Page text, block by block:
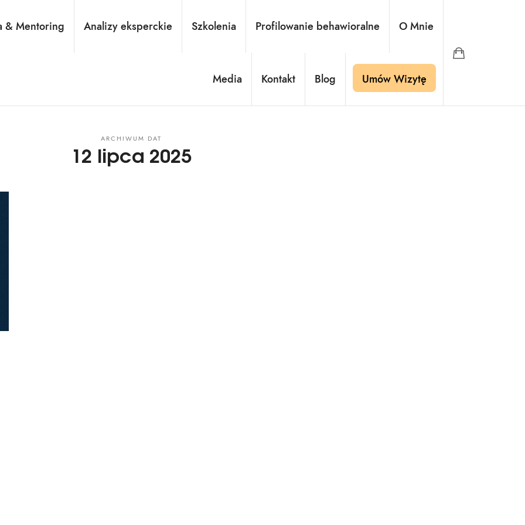
wszystko, co warto wiedzieć
ciała, rozpoznawania mikroekspresji i emocji. Profilerka. Autorka książki "Jak wykryć kłamstwo".
& Mentoring Analizy eksperckie Szkolenia Profilowanie behawioralne O Mnie
Media Kontakt Blog Umów Wizytę
ARCHIWUM DAT
12 lipca 2025